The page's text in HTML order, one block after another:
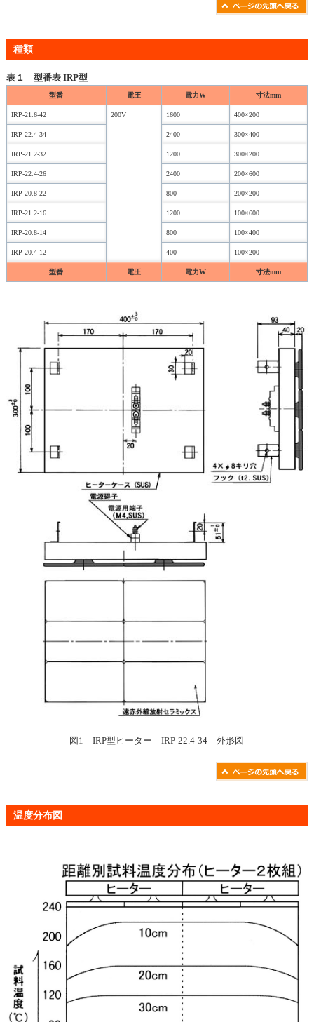
種類
表１ 型番表 IRP型
型番 電圧 電力W 寸法mm
IRP-21.6-42 200V 1600 400×200
IRP-22.4-34 2400 300×400
IRP-21.2-32 1200 300×200
IRP-22.4-26 2400 200×600
IRP-20.8-22 800 200×200
IRP-21.2-16 1200 100×600
IRP-20.8-14 800 100×400
IRP-20.4-12 400 100×200
型番 電圧 電力W 寸法mm
図1 IRP型ヒーター IRP-22.4-34 外形図
温度分布図